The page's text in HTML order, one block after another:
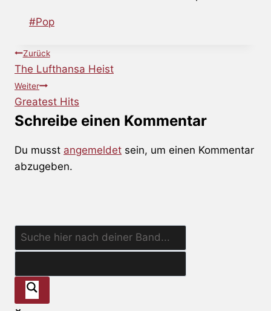
Schlagworte:
#Pop
Beitragsnavigation
Zurück
The Lufthansa Heist
Weiter
Greatest Hits
Schreibe einen Kommentar
Du musst angemeldet sein, um einen Kommentar
abzugeben.